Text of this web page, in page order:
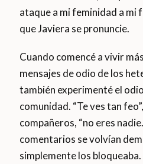
ataque a mi feminidad a mi
que Javiera se pronuncie.
Cuando comencé a vivir
mensajes de odio de los
también experimenté el
comunidad. “Te ves tan
compañeros, “no eres
comentarios se volvían
simplemente los bloqueaba.